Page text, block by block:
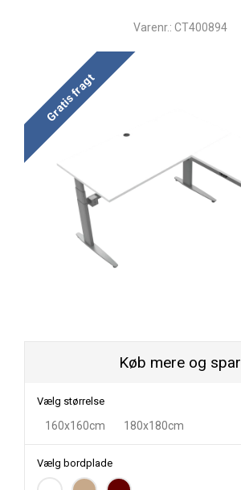
Varenr.: CT400894
Gratis fragt
Køb mere og spar
Vælg størrelse
160x160cm 180x180cm
Vælg bordplade